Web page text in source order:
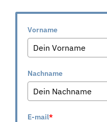
Vorname
Nachname
E-mail*